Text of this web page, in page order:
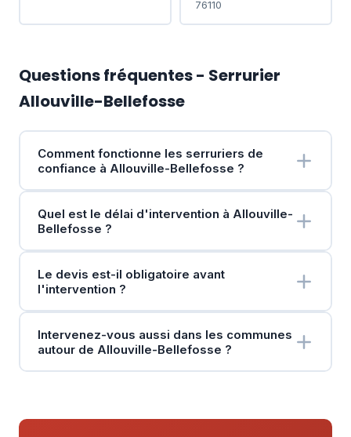
76110
Questions fréquentes - Serrurier
Allouville-Bellefosse
Comment fonctionne les serruriers de
confiance à Allouville-Bellefosse ?
Quel est le délai d'intervention à Allouville-
Bellefosse ?
Le devis est-il obligatoire avant
l'intervention ?
Intervenez-vous aussi dans les communes
autour de Allouville-Bellefosse ?